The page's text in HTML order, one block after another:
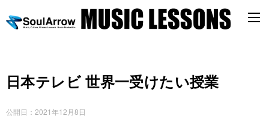
日本テレビ 世界一受けたい授業
公開日： 2021年12月8日